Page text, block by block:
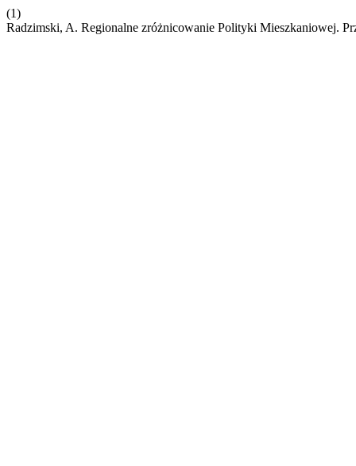
(1)
Radzimski, A. Regionalne zróżnicowanie Polityki Mieszkaniowej.